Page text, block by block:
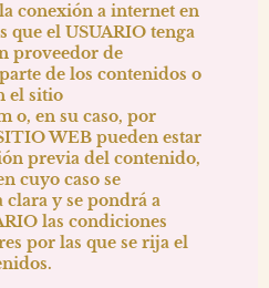
conexión a internet en
el USUARIO tenga
proveedor de
de los contenidos o
el sitio
o, en su caso, por
WEB pueden estar
previa del contenido,
cuyo caso se
y se pondrá a
las condiciones
por las que se rija el